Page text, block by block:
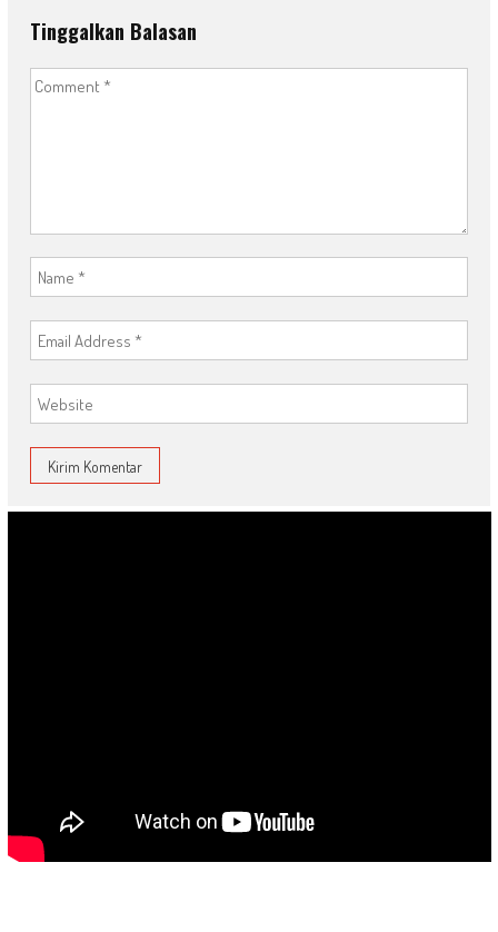
Tinggalkan Balasan